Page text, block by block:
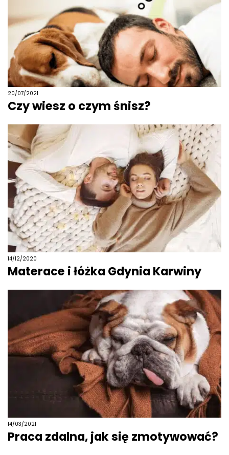
20/07/2021
Czy wiesz o czym śnisz?
14/12/2020
Materace i łóżka Gdynia Karwiny
14/03/2021
Praca zdalna, jak się zmotywować?